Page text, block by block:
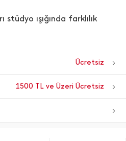
ışığında farklılık
Ücretsiz
1500 TL ve Üzeri Ücretsiz